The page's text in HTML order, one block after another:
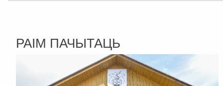
РАІМ ПАЧЫТАЦЬ